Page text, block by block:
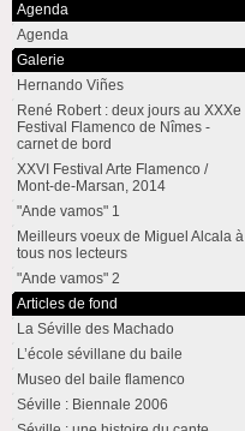
Agenda
Agenda
Galerie
Hernando Viñes
René Robert : deux jours au XXXe
Festival Flamenco de Nîmes -
carnet de bord
XXVI Festival Arte Flamenco /
Mont-de-Marsan, 2014
"Ande vamos" 1
Meilleurs voeux de Miguel Alcala à
tous nos lecteurs
"Ande vamos" 2
Articles de fond
La Séville des Machado
L’école sévillane du baile
Museo del baile flamenco
Séville : Biennale 2006